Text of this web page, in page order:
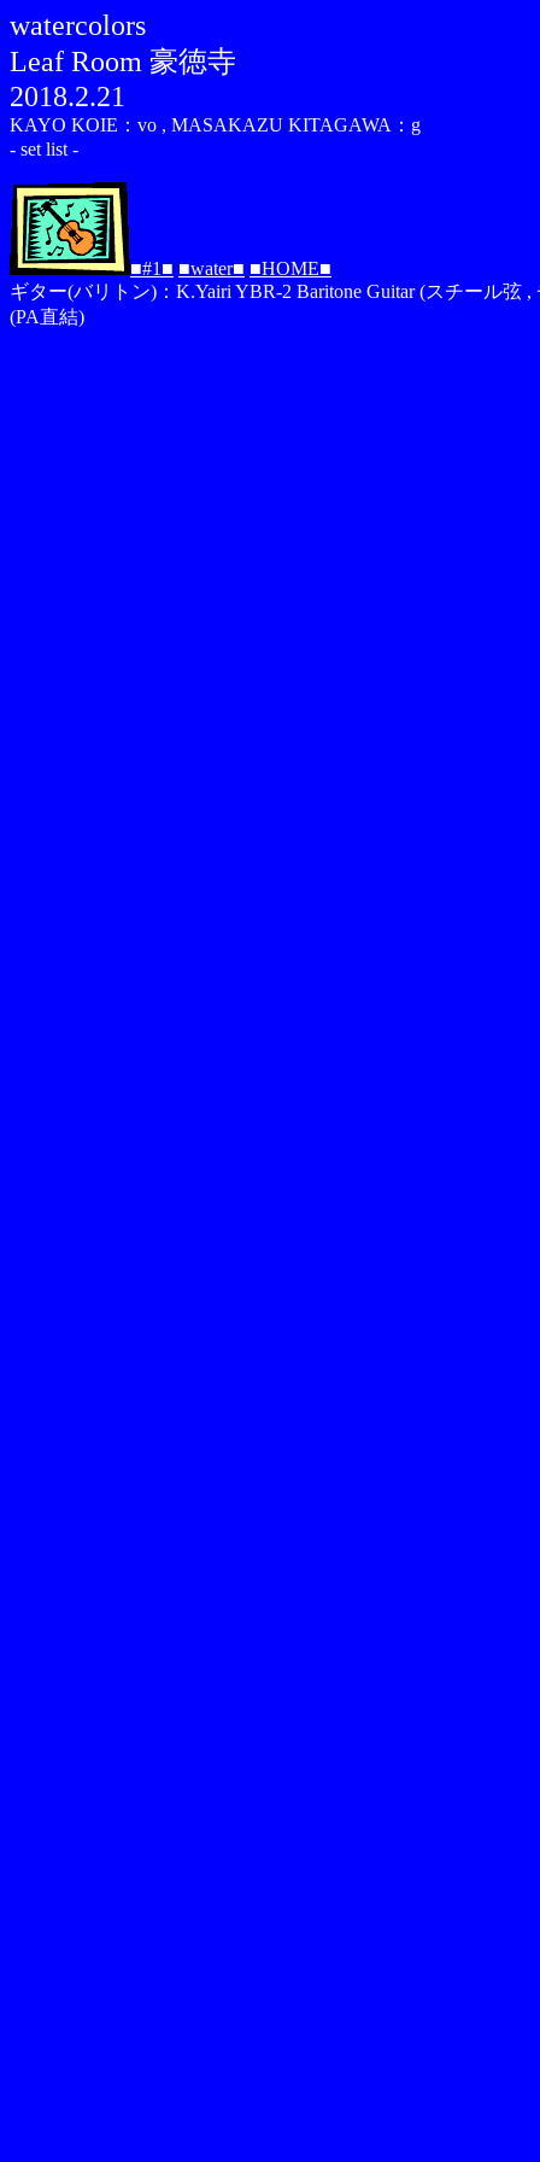
watercolors
Leaf Room 豪徳寺
2018.2.21
KAYO KOIE：vo , MASAKAZU KITAGAWA：g
- set list -
■#1■ ■water■ ■HOME■
ギター(バリトン)：K.Yairi YBR-2 Baritone Guitar (スチール弦
(PA直結)